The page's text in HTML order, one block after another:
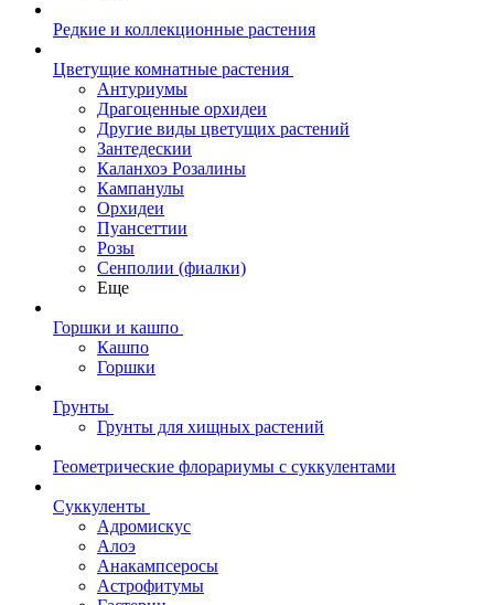
Редкие и коллекционные растения
Цветущие комнатные растения
Антуриумы
Драгоценные орхидеи
Другие виды цветущих растений
Зантедескии
Каланхоэ Розалины
Кампанулы
Орхидеи
Пуансеттии
Розы
Сенполии (фиалки)
Еще
Горшки и кашпо
Кашпо
Горшки
Грунты
Грунты для хищных растений
Геометрические флорариумы с суккулентами
Суккуленты
Адромискус
Алоэ
Анакампсеросы
Астрофитумы